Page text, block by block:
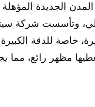
الجديدة المؤهلة
وتأسست شركة
خاصة للدقة
مظهر رائع، مما